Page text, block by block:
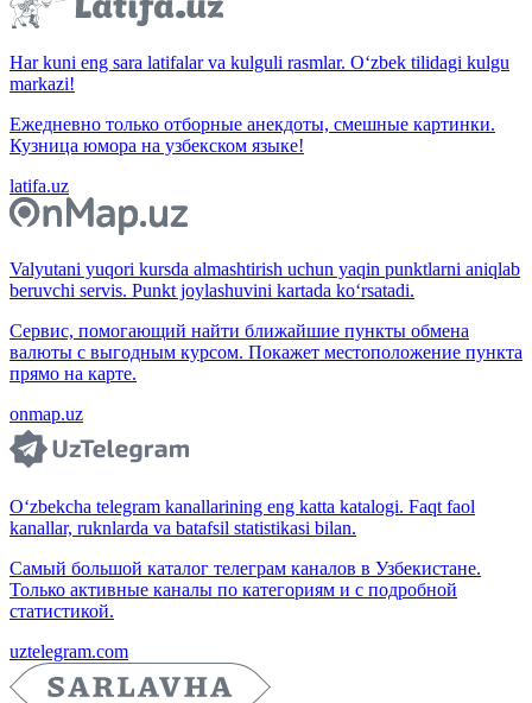
Har kuni eng sara latifalar va kulguli rasmlar. O‘zbek tilidagi kulgu
markazi!
Ежедневно только отборные анекдоты, смешные картинки.
Кузница юмора на узбекском языке!
latifa.uz
Valyutani yuqori kursda almashtirish uchun yaqin punktlarni aniqlab
beruvchi servis. Punkt joylashuvini kartada ko‘rsatadi.
Сервис, помогающий найти ближайшие пункты обмена
валюты с выгодным курсом. Покажет местоположение пункта
прямо на карте.
onmap.uz
O‘zbekcha telegram kanallarining eng katta katalogi. Faqt faol
kanallar, ruknlarda va batafsil statistikasi bilan.
Самый большой каталог телеграм каналов в Узбекистане.
Только активные каналы по категориям и с подробной
статистикой.
uztelegram.com